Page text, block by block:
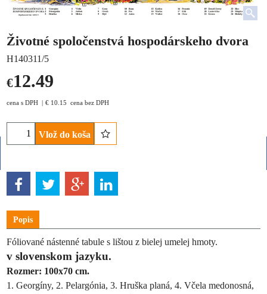
Životné spoločenstvá hospodárskeho dvora
H140311/5
€12.49
cena s DPH € 10.15 cena bez DPH
Vlož do koša
Popis
Fóliované nástenné tabule s lištou z bielej umelej hmoty.
v slovenskom jazyku.
Rozmer: 100x70 cm.
1. Georgíny, 2. Pelargónia, 3. Hruška planá, 4. Včela medonosná,